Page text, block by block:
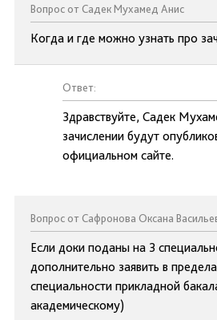
Вопрос от Садек Мухамед Анис
Когда и где можно узнать про
Ответ:
Здравствуйте, Садек
зачислении будут
официальном сайте.
Вопрос от Сафронова Оксана
Если доки поданы на 3
дополнительно заявить в
специальности прикладной
академическому)